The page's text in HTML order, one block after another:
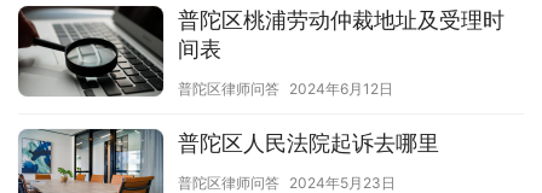
普陀区桃浦劳动仲裁地址及受理时
间表
普陀区律师问答 2024年6月12日
普陀区人民法院起诉去哪里
普陀区律师问答 2024年5月23日